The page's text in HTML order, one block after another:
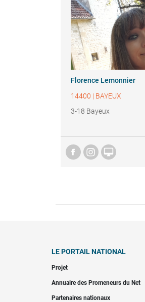
Florence Lemonnier
14400 | BAYEUX
3-18 Bayeux

LE PORTAIL NATIONAL
Projet
Annuaire des Promeneurs du Net
Partenaires nationaux